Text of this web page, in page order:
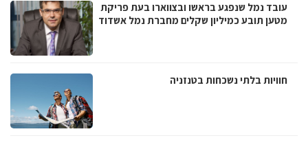
עובד נמל שנפגע בראשו ובצווארו בעת פריקת
מטען תובע כמיליון שקלים מחברת נמל אשדוד
חוויות בלתי נשכחות בטנזניה